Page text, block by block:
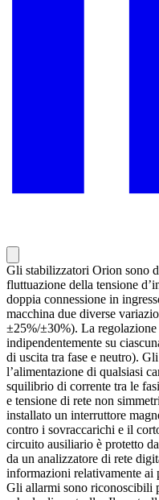
Gli stabilizzatori Orion sono
fluttuazione della tensione
doppia connessione in
macchina due diverse
±25%/±30%). La regolazione
indipendentemente su
di uscita tra fase e neutro).
l’alimentazione di qualsiasi
squilibrio di corrente tra le
e tensione di rete non
installato un interruttore
contro i sovraccarichi e il
circuito ausiliario è protetto
da un analizzatore di rete
informazioni relativamente ai
Gli allarmi sono riconoscibili